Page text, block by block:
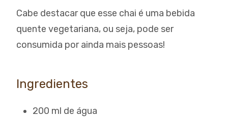
Cabe destacar que esse chai é uma bebida
quente vegetariana, ou seja, pode ser
consumida por ainda mais pessoas!
Ingredientes
200 ml de água